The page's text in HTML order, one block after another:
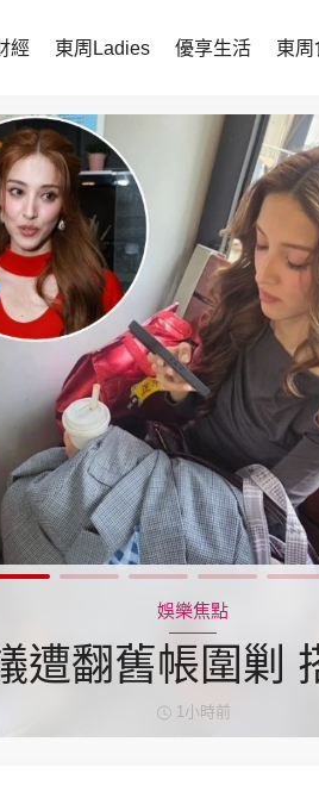
經 東周Ladies 優享生活 東周
東周Ladies
談情說性
時尚生活
健康醫美
卓越女性
玄學靈異
東勝運程
智富天下 李居
神機妙算 李丞
緣來有理 麥玲
鬼靈精怪 威師
娛樂焦點
遭翻舊帳圍剿
公德心 有指反
1小時前